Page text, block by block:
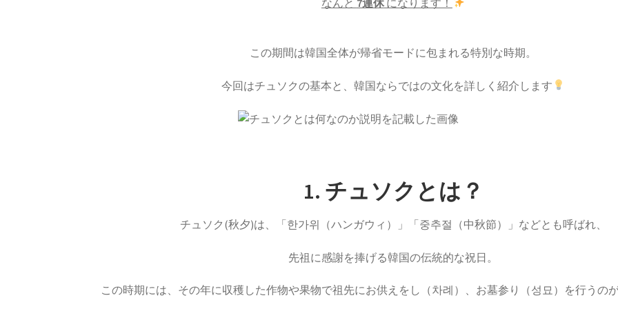
この期間は韓国全体が帰省モードに包まれる特別な時期。
今回はチュソクの基本と、韓国ならではの文化を詳しく紹介します
1. チュソクとは？
チュソク(秋夕)は、「한가위（ハンガウィ）」「중추절（中秋節）」などとも呼ばれ、
先祖に感謝を捧げる韓国の伝統的な祝日。
この時期には、その年に収穫した作物や果物で祖先にお供えをし（차례）、お墓参り（성묘）を行うのが